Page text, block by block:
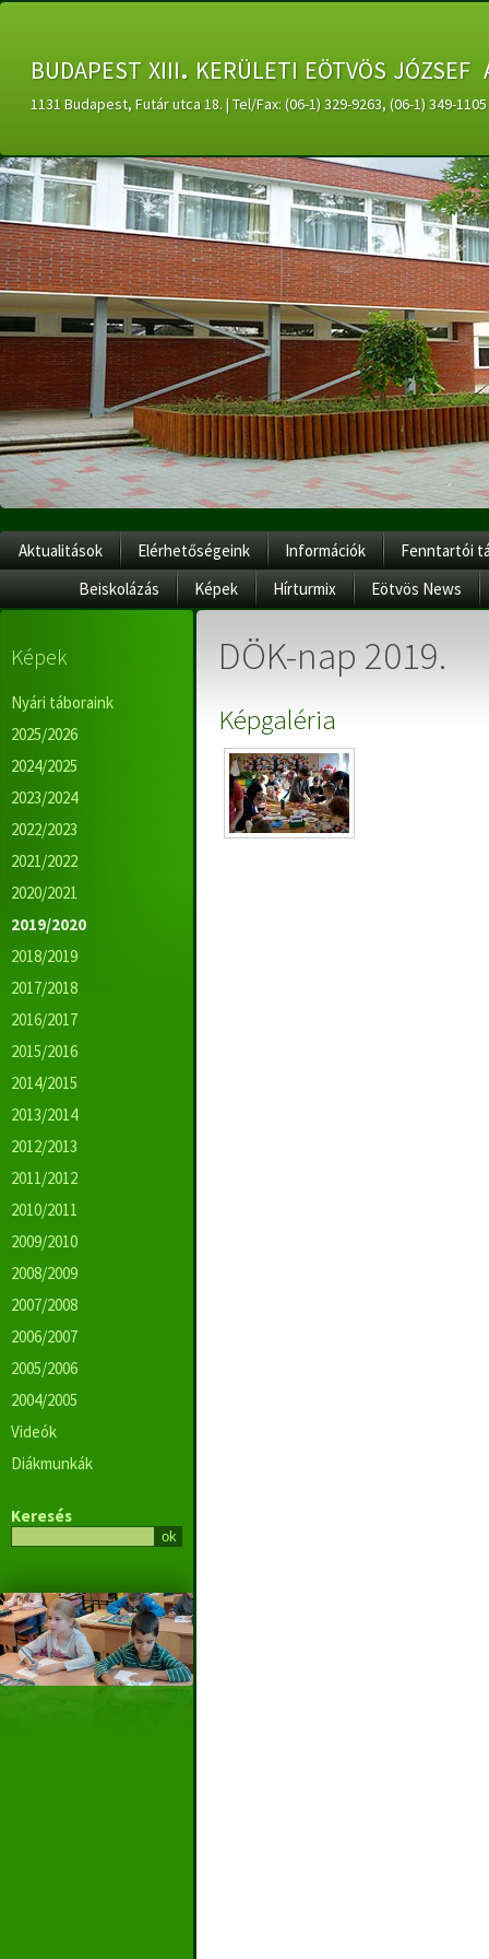
budapest xiii. kerületi eötvös
1131 Budapest, Futár utca 18. | Tel/Fax: (06-1) 329-9263, (06-1) 349-
Aktualitások Elérhetőségeink Információk
Fenntartói
Beiskolázás
Képek Hírturmix Eötvös News
Képek
Nyári táboraink
2025/2026
2024/2025
2023/2024
2022/2023
2021/2022
2020/2021
2019/2020
2018/2019
2017/2018
2016/2017
2015/2016
2014/2015
2013/2014
2012/2013
2011/2012
2010/2011
2009/2010
2008/2009
2007/2008
2006/2007
2005/2006
2004/2005
Videók
Diákmunkák
Keresés
DÖK-nap 2019.
Képgaléria